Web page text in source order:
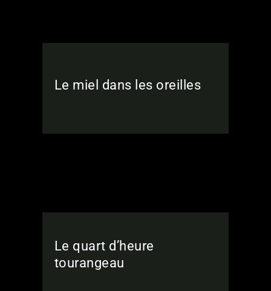
Le miel dans les oreilles
Le quart d’heure
tourangeau